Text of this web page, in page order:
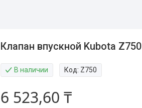
Клапан впускной Kubota Z750
В наличии Код: Z750
6 523,60 ₸